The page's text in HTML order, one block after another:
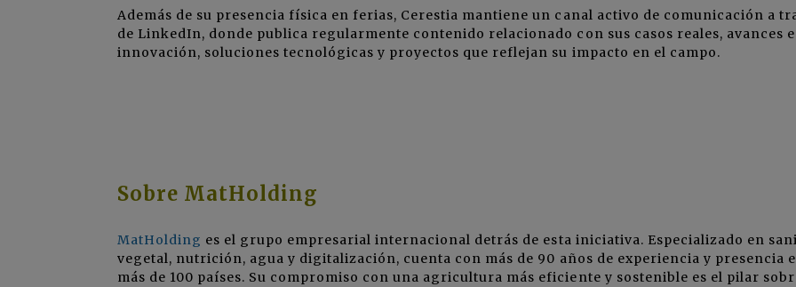
Además de su presencia física en ferias, Cerestia mantiene un canal activo de comunicación a
de LinkedIn, donde publica regularmente contenido relacionado con sus casos reales, avances
innovación, soluciones tecnológicas y proyectos que reflejan su impacto en el campo.
Sobre MatHolding
MatHolding es el grupo empresarial internacional detrás de esta iniciativa. Especializado en
vegetal, nutrición, agua y digitalización, cuenta con más de 90 años de experiencia y presencia
más de 100 países. Su compromiso con una agricultura más eficiente y sostenible es el pilar